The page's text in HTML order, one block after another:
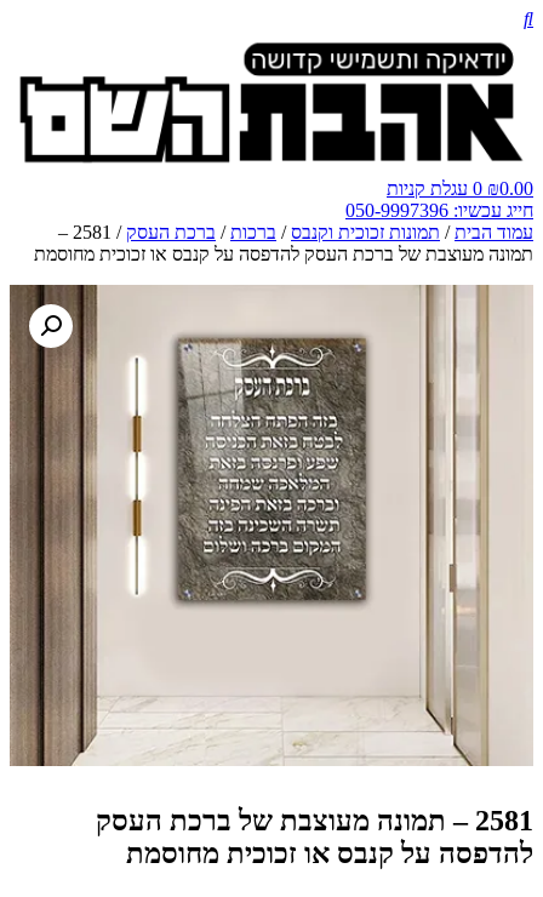
₪0.00
0 עגלת קניות
חייג עכשיו: 050-9997396
עמוד הבית/ תמונות זכוכית וקנבס/ ברכות/ ברכת העסק
/ 2581 –
תמונה מעוצבת של ברכת העסק להדפסה על קנבס או זכוכית מחוסמת
2581 – תמונה מעוצבת של ברכת העסק
להדפסה על קנבס או זכוכית מחוסמת